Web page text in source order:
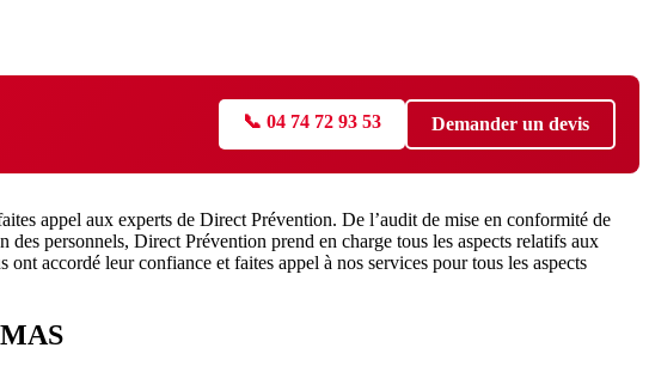
📞 04 74 72 93 53 Demander un devis
appel aux experts de Direct Prévention. De l’audit de mise en conformité de
personnels, Direct Prévention prend en charge tous les aspects relatifs aux
accordé leur confiance et faites appel à nos services pour tous les aspects